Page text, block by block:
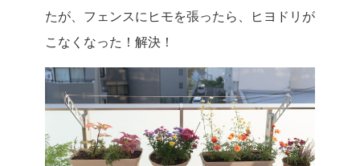
たが、フェンスにヒモを張ったら、ヒヨドリが
こなくなった！解決！